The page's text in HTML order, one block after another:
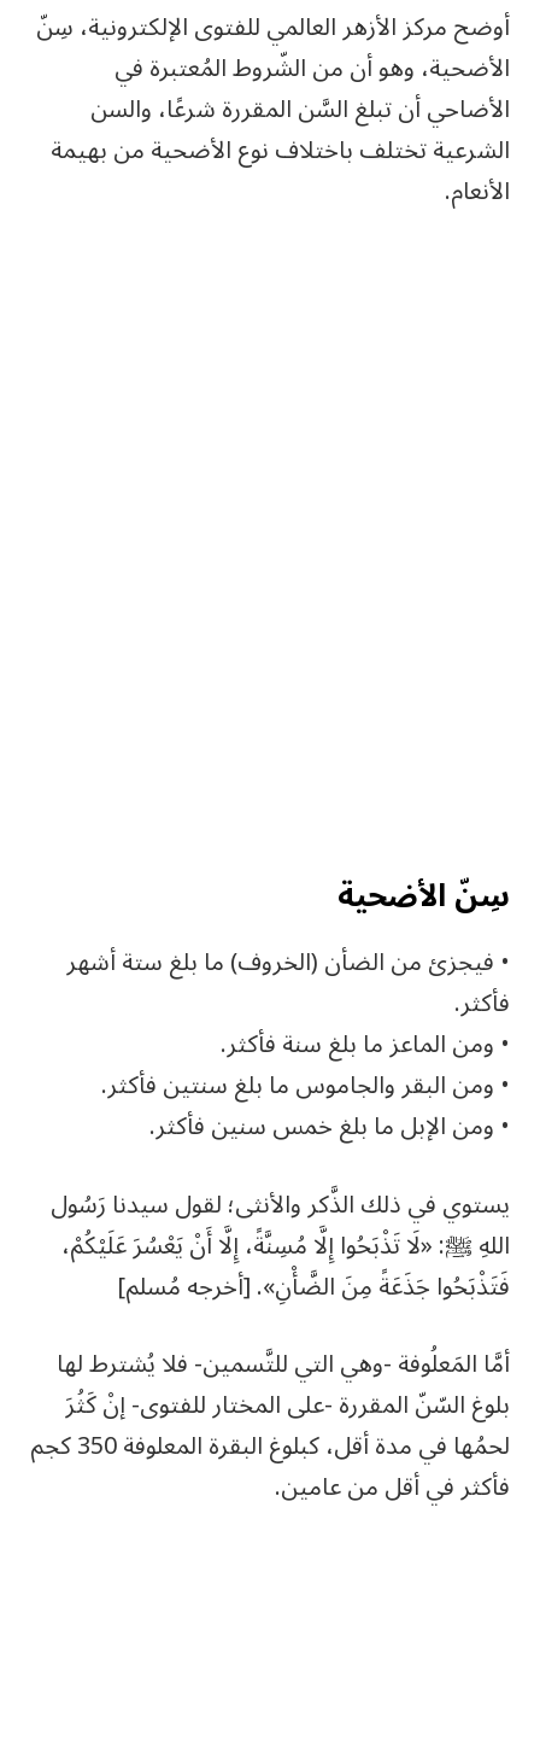
أوضح مركز الأزهر العالمي للفتوى الإلكترونية، سِنّ
الأضحية، وهو أن من الشّروط المُعتبرة في
الأضاحي أن تبلغ السَّن المقررة شرعًا، والسن
الشرعية تختلف باختلاف نوع الأضحية من بهيمة
الأنعام.
سِنّ الأضحية
• فيجزئ من الضأن (الخروف) ما بلغ ستة أشهر
فأكثر.
• ومن الماعز ما بلغ سنة فأكثر.
• ومن البقر والجاموس ما بلغ سنتين فأكثر.
• ومن الإبل ما بلغ خمس سنين فأكثر.
يستوي في ذلك الذَّكر والأنثى؛ لقول سيدنا رَسُول
اللهِ ﷺ: «لَا تَذْبَحُوا إِلَّا مُسِنَّةً، إِلَّا أَنْ يَعْسُرَ عَلَيْكُمْ،
فَتَذْبَحُوا جَذَعَةً مِنَ الضَّأْنِ». [أخرجه مُسلم]
أمَّا المَعلُوفة -وهي التي للتَّسمين- فلا يُشترط لها
بلوغ السّنّ المقررة -على المختار للفتوى- إنْ كَثُرَ
لحمُها في مدة أقل، كبلوغ البقرة المعلوفة 350 كجم
فأكثر في أقل من عامين.